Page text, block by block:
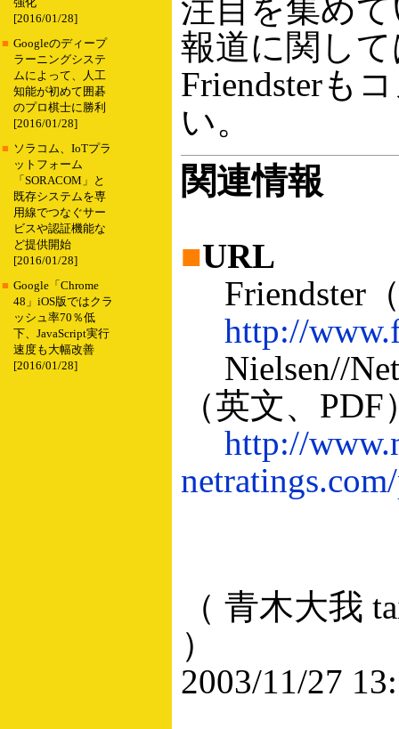
強化
[2016/01/28]
■ Googleのディープ
ラーニングシステ
ムによって、人工
知能が初めて囲碁
のプロ棋士に勝利
[2016/01/28]
■ ソラコム、IoTプラ
ットフォーム
「SORACOM」と
既存システムを専
用線でつなぐサー
ビスや認証機能な
ど提供開始
[2016/01/28]
■ Google「Chrome
48」iOS版ではクラ
ッシュ率70％低
下、JavaScript実行
速度も大幅改善
[2016/01/28]
注目を集め
報道に関して
Friendsterも
い。
関連情報
■URL
Friendster
http://
Nielsen//
（英文、PDF
http://
（ 青木大我
）
2003/11/27